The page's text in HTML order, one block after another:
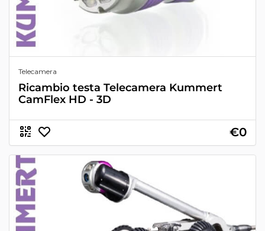
Telecamera
Ricambio testa Telecamera Kummert
CamFlex HD - 3D
€0